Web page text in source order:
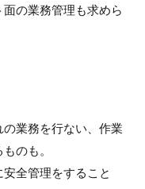
の業務管理も求めら
業務を行ない、作業
のも。
全管理をすること